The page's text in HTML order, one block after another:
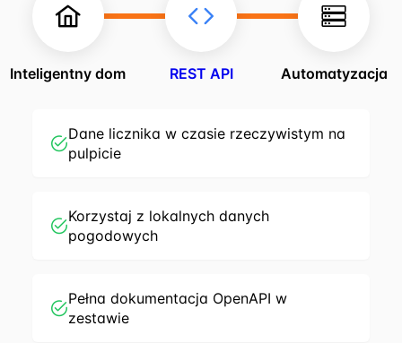
Inteligentny dom REST API Automatyzacja
Dane licznika w czasie rzeczywistym na
pulpicie
Korzystaj z lokalnych danych
pogodowych
Pełna dokumentacja OpenAPI w
zestawie